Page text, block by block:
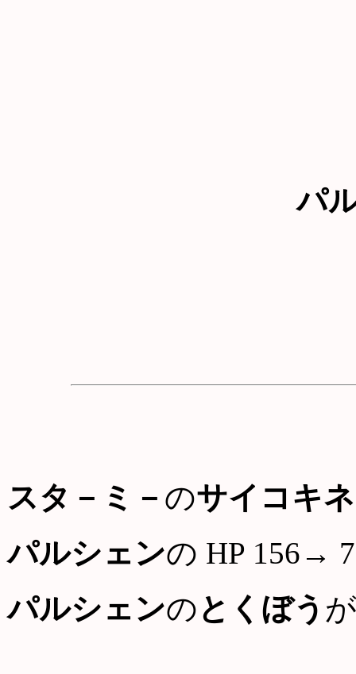
パ
スタ－ミ－ のサイコキ
パルシェンの HP 156→
パルシェンのとくぼう